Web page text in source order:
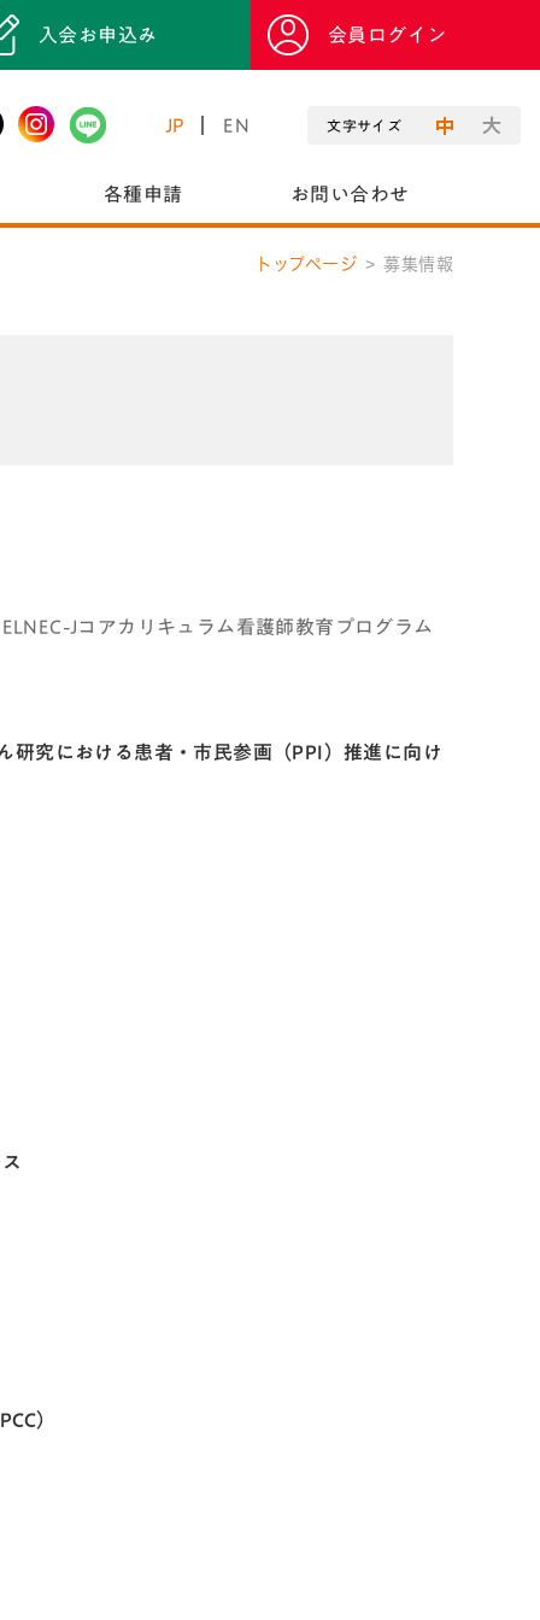
入会お申込み 会員ログイン
JP EN 文字サイズ
各種申請 お問い合わせ
トップページ 募集情報
Jコアカリキュラム看護師教育プログラム
研究における患者・市民参画（PPI）推進に向け
）